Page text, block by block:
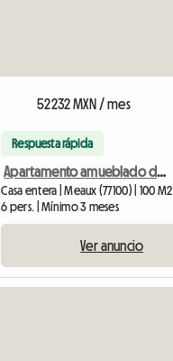
52232 MXN / mes
Respuesta rápida
Apartamento amueblado de 100m2 en alquiler
Casa entera | Meaux (77100) | 100 M2
6 pers. | Mínimo 3 meses
Ver anuncio